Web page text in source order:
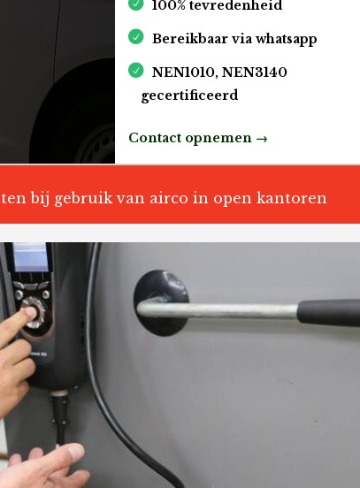
100% tevredenheid
Bereikbaar via whatsapp
NEN1010, NEN3140
gecertificeerd
Contact opnemen →
bij gebruik van airco in open kantoren